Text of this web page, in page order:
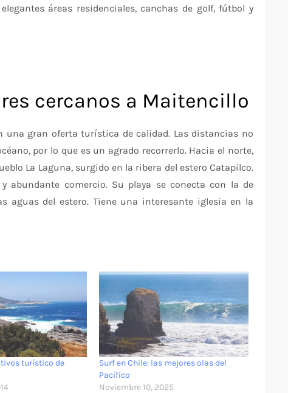
áreas residenciales, canchas de golf, fútbol y
cercanos a Maitencillo
gran oferta turística de calidad. Las distancias no
por lo que es un agrado recorrerlo. Hacia el norte,
La Laguna, surgido en la ribera del estero Catapilco.
abundante comercio. Su playa se conecta con la de
aguas del estero. Tiene una interesante iglesia en la
turístico de
Surf en Chile: las mejores olas del
Pacífico
Noviembre 10, 2025